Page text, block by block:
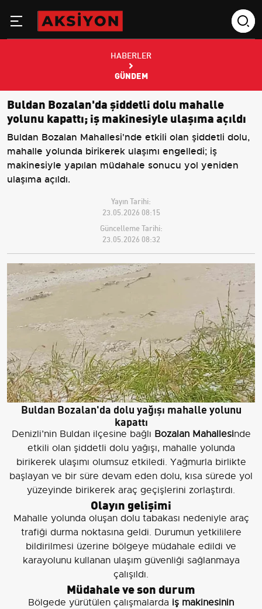
HABERLER
GÜNDEM
Buldan Bozalan'da şiddetli dolu mahalle
yolunu kapattı; iş makinesiyle ulaşıma açıldı
Buldan Bozalan Mahallesi'nde etkili olan şiddetli dolu,
mahalle yolunda birikerek ulaşımı engelledi; iş
makinesiyle yapılan müdahale sonucu yol yeniden
ulaşıma açıldı.
Yayın Tarihi:
23.05.2026 08:15
Güncelleme Tarihi:
23.05.2026 08:32
Buldan Bozalan'da dolu yağışı mahalle yolunu
kapattı
Denizli’nin Buldan ilçesine bağlı Bozalan Mahallesinde
etkili olan şiddetli dolu yağışı, mahalle yolunda
birikerek ulaşımı olumsuz etkiledi. Yağmurla birlikte
başlayan ve bir süre devam eden dolu, kısa sürede yol
yüzeyinde birikerek araç geçişlerini zorlaştırdı.
Olayın gelişimi
Mahalle yolunda oluşan dolu tabakası nedeniyle araç
trafiği durma noktasına geldi. Durumun yetkililere
bildirilmesi üzerine bölgeye müdahale edildi ve
karayolunu kullanan ulaşım güvenliği sağlanmaya
çalışıldı.
Müdahale ve son durum
Bölgede yürütülen çalışmalarda iş makinesinin